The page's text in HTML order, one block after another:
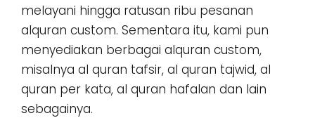
melayani hingga ratusan ribu pesanan
alquran custom. Sementara itu, kami pun
menyediakan berbagai alquran custom,
misalnya al quran tafsir, al quran tajwid, al
quran per kata, al quran hafalan dan lain
sebagainya.